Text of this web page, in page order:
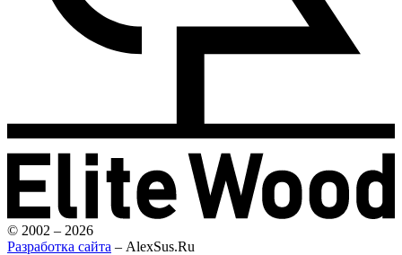
© 2002 – 2026
Разработка сайта – AlexSus.Ru